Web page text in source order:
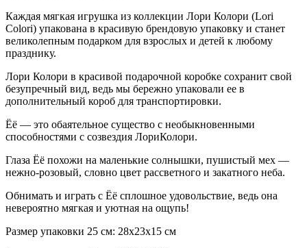
Каждая мягкая игрушка из коллекции Лори Колори (Lori
Colori) упакована в красивую брендовую упаковку и станет
великолепным подарком для взрослых и детей к любому
празднику.
Лори Колори в красивой подарочной коробке сохранит свой
безупречный вид, ведь мы бережно упаковали ее в
дополнительный короб для транспортировки.
Ёё — это обаятельное существо с необыкновенными
способностями с созвездия ЛориКолори.
Глаза Ёё похожи на маленькие солнышки, пушистый мех —
нежно-розовый, словно цвет рассветного и закатного неба.
Обнимать и играть с Ёё сплошное удовольствие, ведь она
невероятно мягкая и уютная на ощупь!
Размер упаковки 25 см: 28х23х15 см